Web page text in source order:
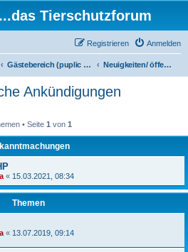
Tierschutzforum
Anmelden
Registrieren
Gästebereich (puplic area) Neuigkeiten/ öffentliche Ankündigungen
Ankündigungen
• Seite 1 von 1
« 15.03.2021, 08:34
Themen
« 13.07.2019, 09:14